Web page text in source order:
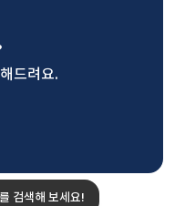
드려요.
검색해 보세요!